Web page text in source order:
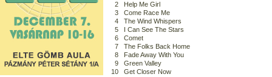
2
Help Me Girl
3
Come Race Me
4
The Wind Whispers
5
I Can See The Stars
6
Comet
7
The Folks Back Home
8
Fade Away With You
9
Green Valley
10
Get Closer Now